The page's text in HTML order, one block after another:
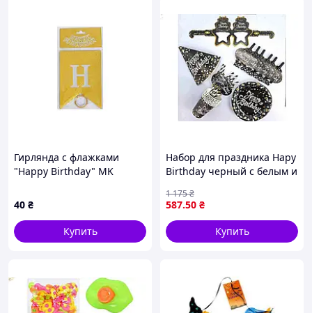
Гирлянда с флажками
"Happy Birthday" MK
40 ₴
Купить
Набор для праздника Нару
Birthday черный с белым и
украшения торжества
587.50 ₴
1 175₴
Купить